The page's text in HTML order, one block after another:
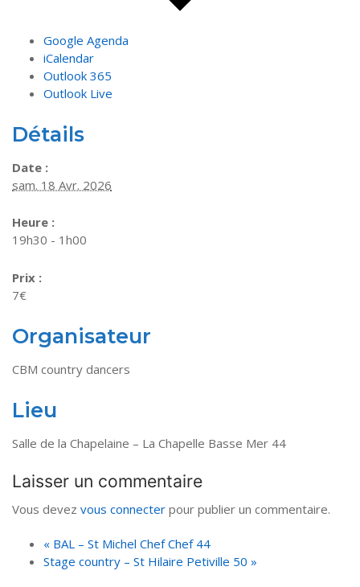
Google Agenda
iCalendar
Outlook 365
Outlook Live
Détails
Date :
sam. 18 Avr. 2026
Heure :
19h30 - 1h00
Prix :
7€
Organisateur
CBM country dancers
Lieu
Salle de la Chapelaine – La Chapelle Basse Mer 44
Laisser un commentaire
Vous devez vous connecter pour publier un commentaire.
« BAL – St Michel Chef Chef 44
Stage country – St Hilaire Petiville 50»